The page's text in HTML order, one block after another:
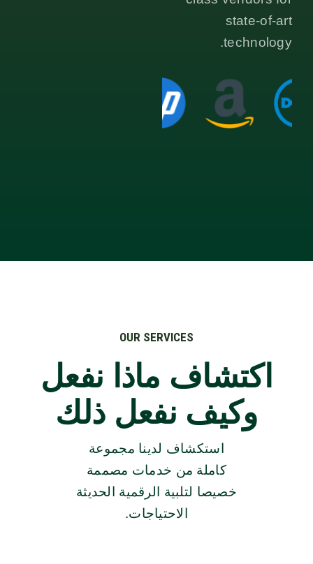
state-of-art
technology.
OUR SERVICES
اكتشاف ماذا نفعل
وكيف نفعل ذلك
استكشاف لدينا مجموعة
كاملة من خدمات مصممة
خصيصا لتلبية الرقمية الحديثة
الاحتياجات.